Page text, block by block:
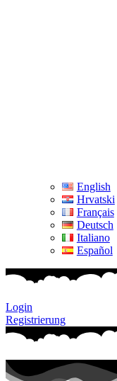
English
Hrvatski
Français
Deutsch
Italiano
Español
Login
Registrierung